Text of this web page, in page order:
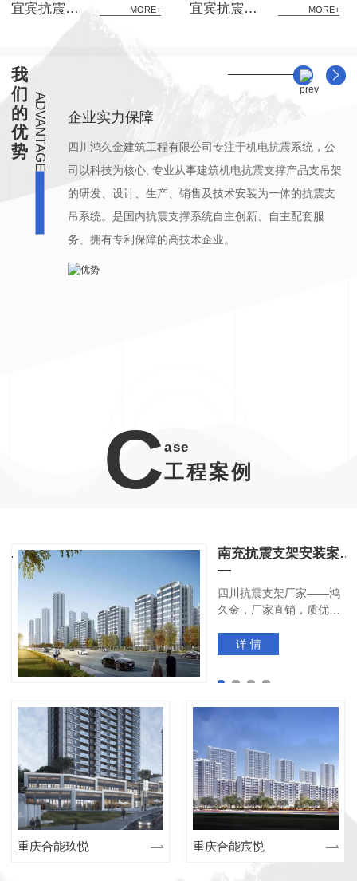
宜宾抗震支架-单管侧纵向 宜宾抗震支架配件-C型钢固定件
我
们
的
优
势 ADVANTAGE
全流程服
售后定期
企业实力保障
四川鸿久金建筑工程有限公司专注于机电抗震系统，公
司以科技为核心, 专业从事建筑机电抗震支撑产品支吊架
的研发、设计、生产、销售及技术安装为一体的抗震支
吊系统。是国内抗震支撑系统自主创新、自主配套服
务、拥有专利保障的高技术企业。
Case
工程案例
四川香雪细胞生物技术抗震支架安装 南充抗震支架安装案例：春风南序
四川抗震支架厂家——鸿
久金，厂家直销，质优价
详 情
重庆合能玖悦 重庆合能宸悦